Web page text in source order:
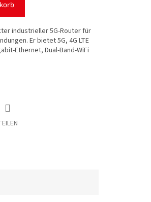
industrieller 5G-Router für
Er bietet 5G, 4G LTE
Ethernet, Dual-Band-WiFi